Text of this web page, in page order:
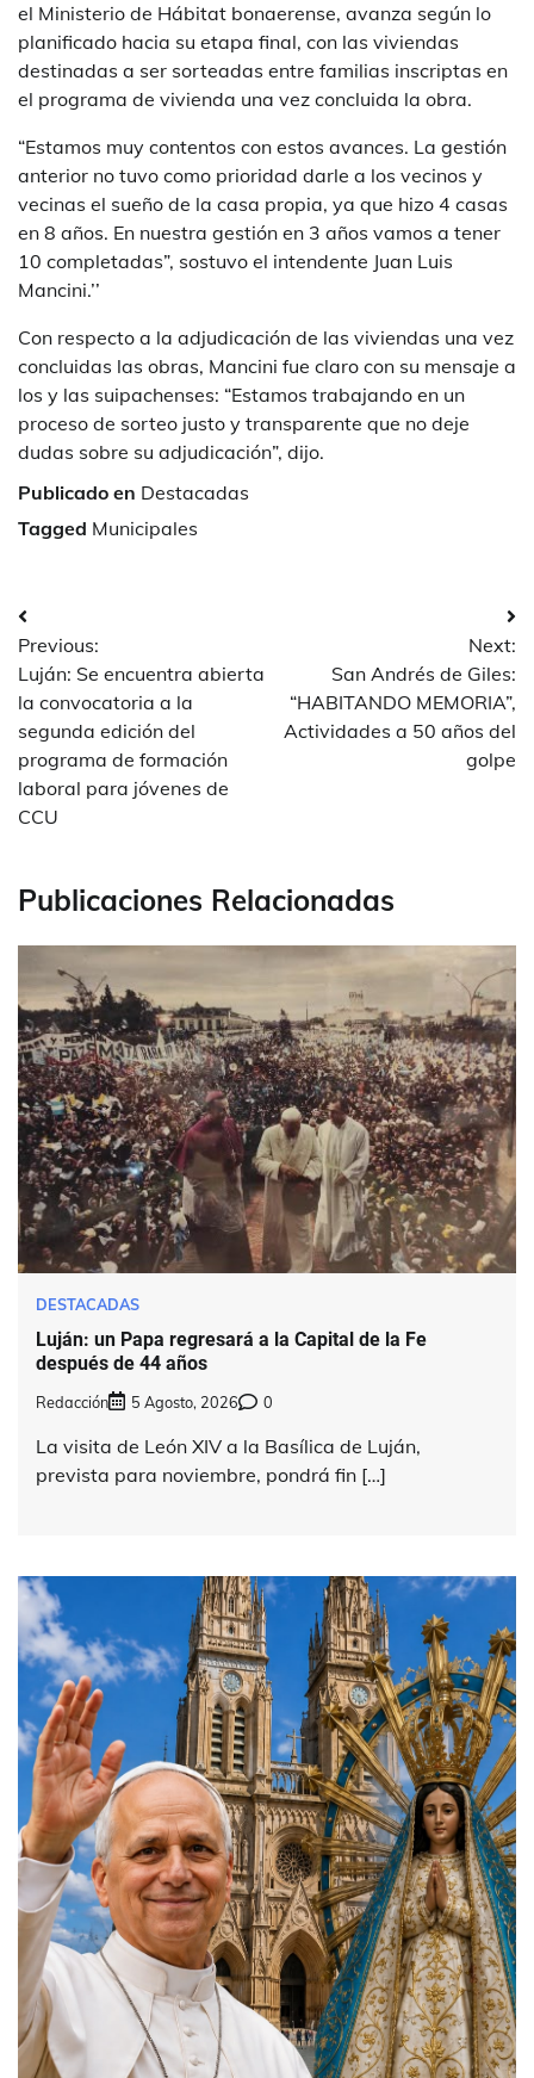
el Ministerio de Hábitat bonaerense, avanza según lo
planificado hacia su etapa final, con las viviendas
destinadas a ser sorteadas entre familias inscriptas en
el programa de vivienda una vez concluida la obra.
“Estamos muy contentos con estos avances. La gestión
anterior no tuvo como prioridad darle a los vecinos y
vecinas el sueño de la casa propia, ya que hizo 4 casas
en 8 años. En nuestra gestión en 3 años vamos a tener
10 completadas”, sostuvo el intendente Juan Luis
Mancini.’’
Con respecto a la adjudicación de las viviendas una vez
concluidas las obras, Mancini fue claro con su mensaje a
los y las suipachenses: “Estamos trabajando en un
proceso de sorteo justo y transparente que no deje
dudas sobre su adjudicación”, dijo.
Publicado en Destacadas
Tagged Municipales
Navegación
de
entradas
Previous:
Luján: Se encuentra abierta
la convocatoria a la
segunda edición del
programa de formación
laboral para jóvenes de
CCU
Next:
San Andrés de Giles:
“HABITANDO MEMORIA”,
Actividades a 50 años del
golpe
Publicaciones Relacionadas
DESTACADAS
Luján: un Papa regresará a la Capital de la Fe
después de 44 años
Redacción 5 Agosto, 2026 0
La visita de León XIV a la Basílica de Luján,
prevista para noviembre, pondrá fin […]